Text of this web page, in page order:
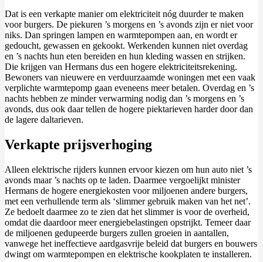
Dat is een verkapte manier om elektriciteit nóg duurder te maken
voor burgers. De piekuren ’s morgens en ’s avonds zijn er niet voor
niks. Dan springen lampen en warmtepompen aan, en wordt er
gedoucht, gewassen en gekookt. Werkenden kunnen niet overdag
en ’s nachts hun eten bereiden en hun kleding wassen en strijken.
Die krijgen van Hermans dus een hogere elektriciteitsrekening.
Bewoners van nieuwere en verduurzaamde woningen met een vaak
verplichte warmtepomp gaan eveneens meer betalen. Overdag en ’s
nachts hebben ze minder verwarming nodig dan ’s morgens en ’s
avonds, dus ook daar tellen de hogere piektarieven harder door dan
de lagere daltarieven.
Verkapte prijsverhoging
Alleen elektrische rijders kunnen ervoor kiezen om hun auto niet ’s
avonds maar ’s nachts op te laden. Daarmee vergoelijkt minister
Hermans de hogere energiekosten voor miljoenen andere burgers,
met een verhullende term als ‘slimmer gebruik maken van het net’.
Ze bedoelt daarmee zo te zien dat het slimmer is voor de overheid,
omdat die daardoor meer energiebelastingen opstrijkt. Temeer daar
de miljoenen gedupeerde burgers zullen groeien in aantallen,
vanwege het ineffectieve aardgasvrije beleid dat burgers en bouwers
dwingt om warmtepompen en elektrische kookplaten te installeren.